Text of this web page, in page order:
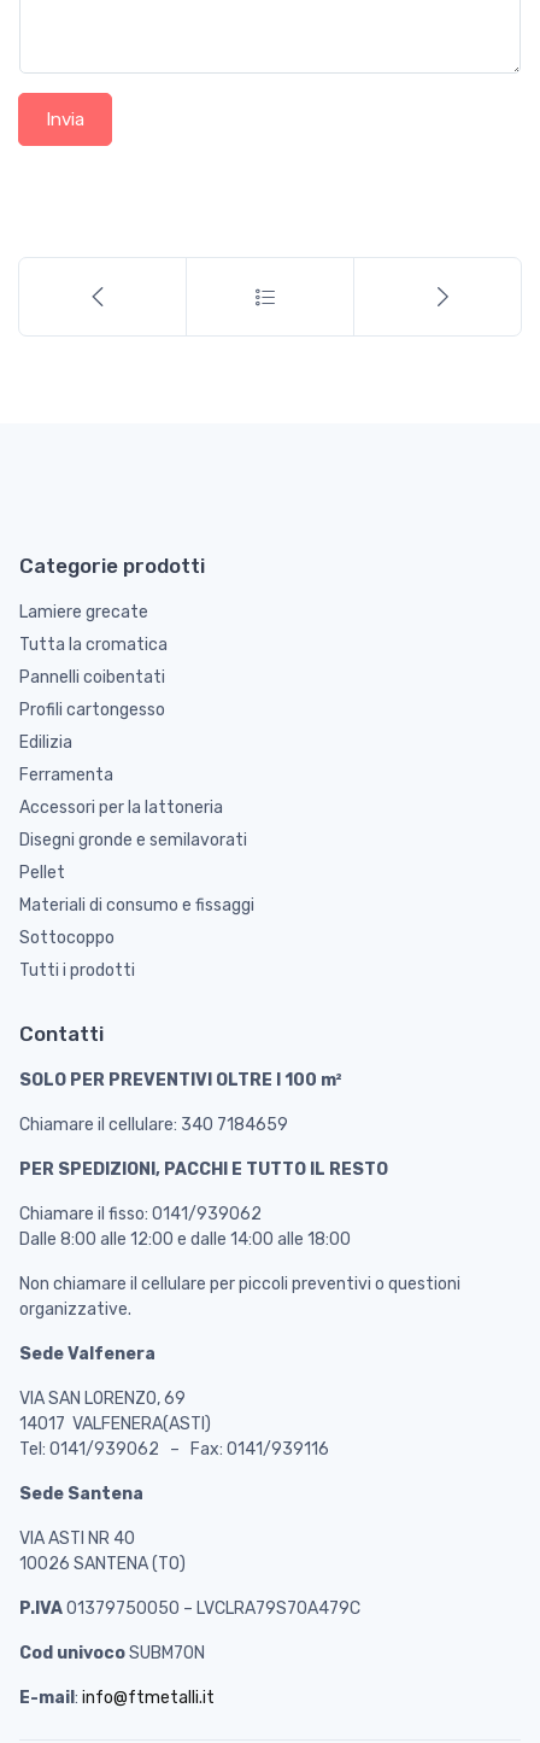
Invia
Categorie prodotti
Lamiere grecate
Tutta la cromatica
Pannelli coibentati
Profili cartongesso
Edilizia
Ferramenta
Accessori per la lattoneria
Disegni gronde e semilavorati
Pellet
Materiali di consumo e fissaggi
Sottocoppo
Tutti i prodotti
Contatti
SOLO PER PREVENTIVI OLTRE I 100 m²
Chiamare il cellulare: 340 7184659
PER SPEDIZIONI, PACCHI E TUTTO IL RESTO
Chiamare il fisso: 0141/939062
Dalle 8:00 alle 12:00 e dalle 14:00 alle 18:00
Non chiamare il cellulare per piccoli preventivi o questioni
organizzative.
Sede Valfenera
VIA SAN LORENZO, 69
14017 VALFENERA(ASTI)
Tel: 0141/939062 – Fax: 0141/939116
Sede Santena
VIA ASTI NR 40
10026 SANTENA (TO)
P.IVA01379750050 – LVCLRA79S70A479C
Cod univocoSUBM70N
E-mail : info@ftmetalli.it